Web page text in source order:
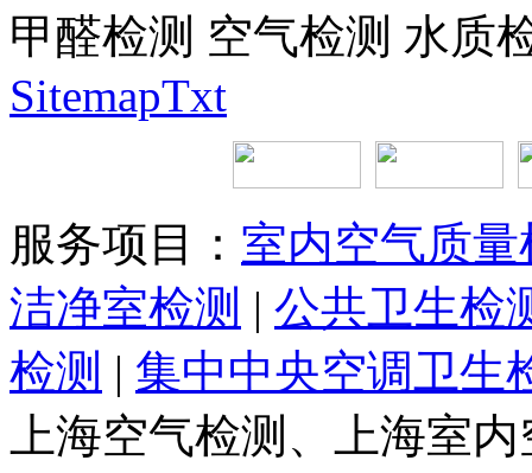
甲醛检测 空气检测 水质
SitemapTxt
服务项目： 室内空气质量
洁净室检测 | 公共卫生检
检测 | 集中中央空调卫生
上海空气检测、上海室